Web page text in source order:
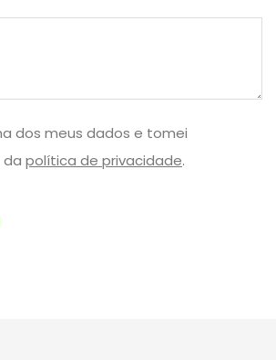
dos meus dados e tomei
política de privacidade.